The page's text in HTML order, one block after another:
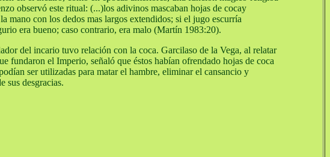
observó este ritual: (...)los adivinos mascaban hojas de cocay
mano con los dedos mas largos extendidos; si el jugo escurría
era bueno; caso contrario, era malo (Martín 1983:20).
del incario tuvo relación con la coca. Garcilaso de la Vega, al relatar
fundaron el Imperio, señaló que éstos habían ofrendado hojas de coca
ser utilizadas para matar el hambre, eliminar el cansancio y
sus desgracias.